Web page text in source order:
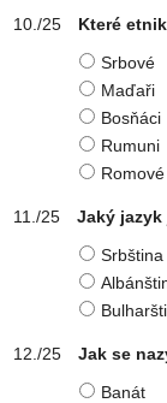
Které
Srbové
Maďaři
Bosňáci
Rumuni
Romové
Jaký
Srbština
Jak se
Banát